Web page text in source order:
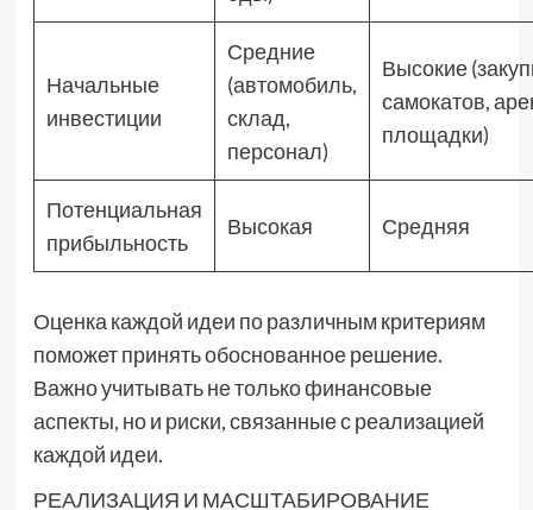
Начальные
инвестиции
Средние
(автомобиль,
склад,
персонал)
Высокие
самокатов,
площадки)
Потенциальная
прибыльность
Высокая Средняя
Оценка каждой идеи по различным критериям
поможет принять обоснованное решение.
Важно учитывать не только финансовые
аспекты, но и риски, связанные с реализацией
каждой идеи.
РЕАЛИЗАЦИЯ И МАСШТАБИРОВАНИЕ